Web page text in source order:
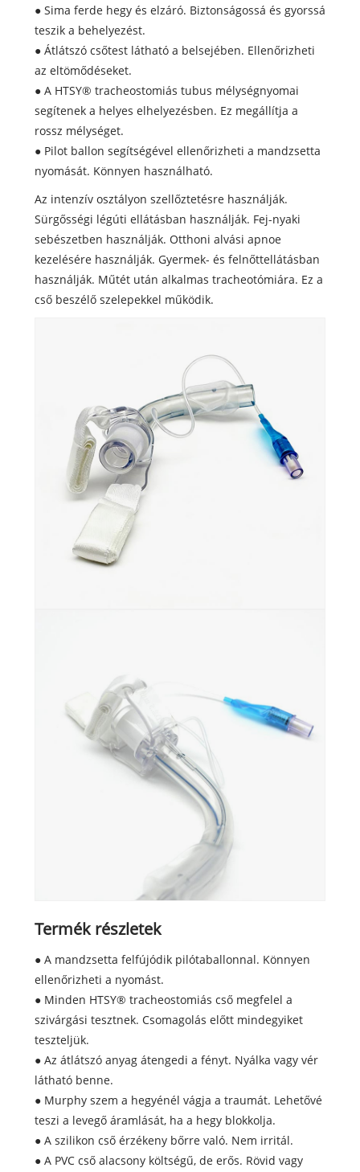
● Sima ferde hegy és elzáró. Biztonságossá és gyorssá
teszik a behelyezést.
● Átlátszó csőtest látható a belsejében. Ellenőrizheti
az eltömődéseket.
● A HTSY® tracheostomiás tubus mélységnyomai
segítenek a helyes elhelyezésben. Ez megállítja a
rossz mélységet.
● Pilot ballon segítségével ellenőrizheti a mandzsetta
nyomását. Könnyen használható.
Az intenzív osztályon szellőztetésre használják.
Sürgősségi légúti ellátásban használják. Fej-nyaki
sebészetben használják. Otthoni alvási apnoe
kezelésére használják. Gyermek- és felnőttellátásban
használják. Műtét után alkalmas tracheotómiára. Ez a
cső beszélő szelepekkel működik.
Termék részletek
● A mandzsetta felfújódik pilótaballonnal. Könnyen
ellenőrizheti a nyomást.
● Minden HTSY® tracheostomiás cső megfelel a
szivárgási tesztnek. Csomagolás előtt mindegyiket
teszteljük.
● Az átlátszó anyag átengedi a fényt. Nyálka vagy vér
látható benne.
● Murphy szem a hegyénél vágja a traumát. Lehetővé
teszi a levegő áramlását, ha a hegy blokkolja.
● A szilikon cső érzékeny bőrre való. Nem irritál.
● A PVC cső alacsony költségű, de erős. Rövid vagy